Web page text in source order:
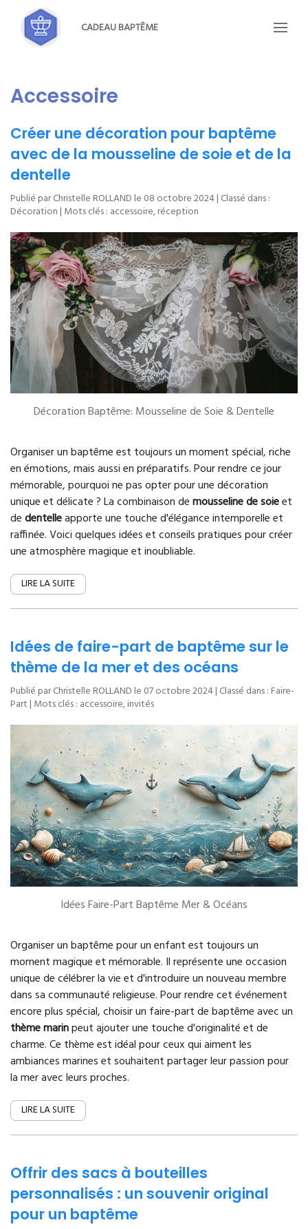
CADEAU BAPTÊME
Accessoire
Créer une décoration pour baptême
avec de la mousseline de soie et de la
dentelle
Publié par Christelle ROLLAND le 08 octobre 2024| Classé dans :
Décoration | Mots clés : accessoire,réception
Décoration Baptême: Mousseline de Soie & Dentelle
Organiser un baptême est toujours un moment spécial, riche
en émotions, mais aussi en préparatifs. Pour rendre ce jour
mémorable, pourquoi ne pas opter pour une décoration
unique et délicate ? La combinaison demousseline de soieet
dedentelleapporte une touche d'élégance intemporelle et
raffinée. Voici quelques idées et conseils pratiques pour créer
une atmosphère magique et inoubliable.
LIRE LA SUITE
Idées de faire-part de baptême sur le
thème de la mer et des océans
Publié par Christelle ROLLAND le 07 octobre 2024| Classé dans : Faire-
Part | Mots clés : accessoire,invités
Idées Faire-Part Baptême Mer & Océans
Organiser un baptême pour un enfant est toujours un
moment magique et mémorable. Il représente une occasion
unique de célébrer la vie et d'introduire un nouveau membre
dans sa communauté religieuse. Pour rendre cet événement
encore plus spécial, choisir un faire-part de baptême avec un
thème marinpeut ajouter une touche d'originalité et de
charme. Ce thème est idéal pour ceux qui aiment les
ambiances marines et souhaitent partager leur passion pour
la mer avec leurs proches.
LIRE LA SUITE
Offrir des sacs à bouteilles
personnalisés : un souvenir original
pour un baptême